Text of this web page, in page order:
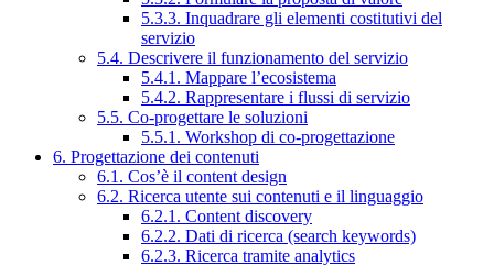
5.3.3. Inquadrare gli elementi costitutivi del
servizio
5.4. Descrivere il funzionamento del servizio
5.4.1. Mappare l’ecosistema
5.4.2. Rappresentare i flussi di servizio
5.5. Co-progettare le soluzioni
5.5.1. Workshop di co-progettazione
6. Progettazione dei contenuti
6.1. Cos’è il content design
6.2. Ricerca utente sui contenuti e il linguaggio
6.2.1. Content discovery
6.2.2. Dati di ricerca (search keywords)
6.2.3. Ricerca tramite analytics